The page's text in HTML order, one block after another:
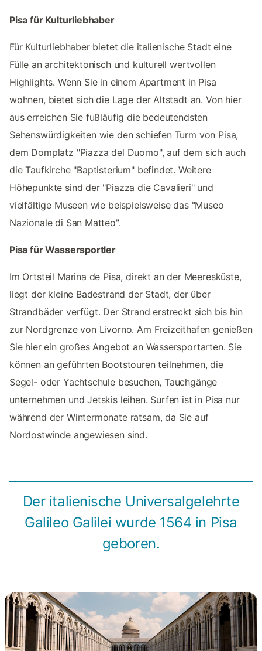
Pisa für Kulturliebhaber
Für Kulturliebhaber bietet die italienische Stadt eine
Fülle an architektonisch und kulturell wertvollen
Highlights. Wenn Sie in einem Apartment in Pisa
wohnen, bietet sich die Lage der Altstadt an. Von hier
aus erreichen Sie fußläufig die bedeutendsten
Sehenswürdigkeiten wie den schiefen Turm von Pisa,
dem Domplatz "Piazza del Duomo", auf dem sich auch
die Taufkirche "Baptisterium" befindet. Weitere
Höhepunkte sind der "Piazza die Cavalieri" und
vielfältige Museen wie beispielsweise das "Museo
Nazionale di San Matteo".
Pisa für Wassersportler
Im Ortsteil Marina de Pisa, direkt an der Meeresküste,
liegt der kleine Badestrand der Stadt, der über
Strandbäder verfügt. Der Strand erstreckt sich bis hin
zur Nordgrenze von Livorno. Am Freizeithafen genießen
Sie hier ein großes Angebot an Wassersportarten. Sie
können an geführten Bootstouren teilnehmen, die
Segel- oder Yachtschule besuchen, Tauchgänge
unternehmen und Jetskis leihen. Surfen ist in Pisa nur
während der Wintermonate ratsam, da Sie auf
Nordostwinde angewiesen sind.
Der italienische Universalgelehrte
Galileo Galilei wurde 1564 in Pisa
geboren.